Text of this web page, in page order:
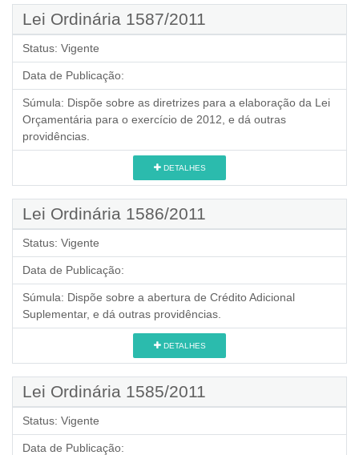
Lei Ordinária 1587/2011
Status: Vigente
Data de Publicação:
Súmula: Dispõe sobre as diretrizes para a elaboração da Lei
Orçamentária para o exercício de 2012, e dá outras
providências.
DETALHES
Lei Ordinária 1586/2011
Status: Vigente
Data de Publicação:
Súmula: Dispõe sobre a abertura de Crédito Adicional
Suplementar, e dá outras providências.
DETALHES
Lei Ordinária 1585/2011
Status: Vigente
Data de Publicação: